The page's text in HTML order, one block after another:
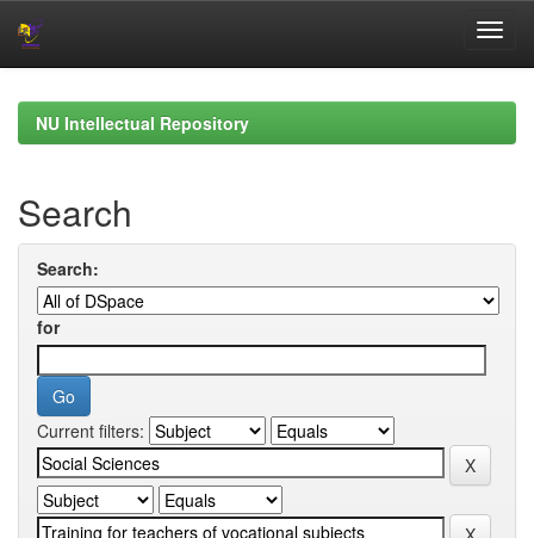
navigationNU Intellectual Repository
Search
Search:
for
Current filters: